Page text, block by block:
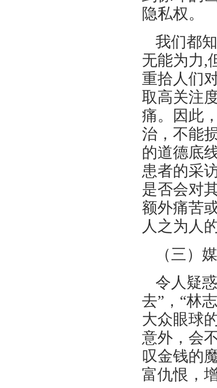
隐私权。
我们都
无能为力,
重拾人们
取高关注
痛。因此
治，不能
的道德底
患者的采
是否会对
额外痛苦
人之为人
（三）
令人疑
去”，“林
大众眼球
意外，会
叹金钱的
富仇恨，